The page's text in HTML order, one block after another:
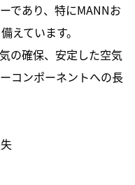
であり、特にMANNお
えています。
の確保、安定した空気
コンポーネントへの長